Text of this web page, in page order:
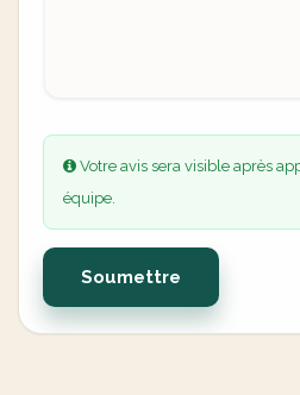
Votre avis sera visible après
équipe.
Soumettre